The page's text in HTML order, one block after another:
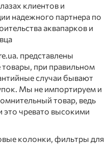
клиентов и
надежного партнера по
аквапарков и
представлены
при правильном
случаи бывают
Мы не импортируем и
товар, ведь
это чревато высокими
колонки, фильтры для